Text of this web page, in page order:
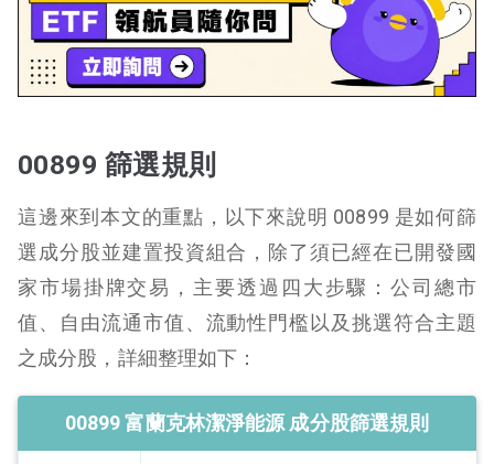
00899 篩選規則
這邊來到本文的重點，以下來說明 00899 是如何篩
選成分股並建置投資組合，除了須已經在已開發國
家市場掛牌交易，主要透過四大步驟：公司總市
值、自由流通市值、流動性門檻以及挑選符合主題
之成分股，詳細整理如下：
00899 富蘭克林潔淨能源 成分股篩選規則